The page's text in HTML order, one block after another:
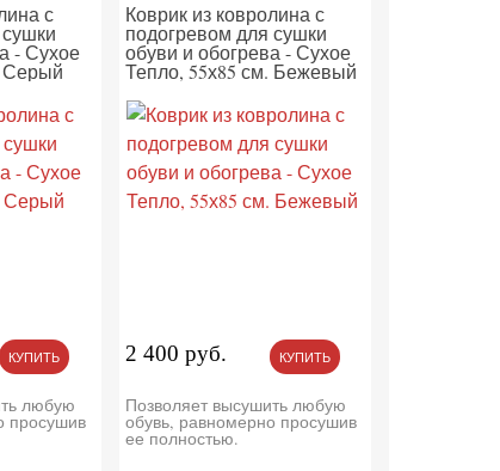
с
- Сухое
Серый
КУПИТЬ
любую
просушив
Коврик из ковролина с
подогревом для сушки
обуви и обогрева - Сухое
Тепло, 55х85 см. Бежевый
2 400 руб. КУПИТЬ
Позволяет высушить любую
обувь, равномерно просушив
ее полностью.